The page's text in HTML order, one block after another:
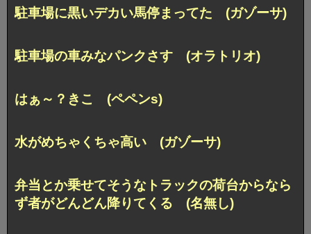
駐車場に黒いデカい馬停まってた (ガゾーサ)
駐車場の車みなパンクさす (オラトリオ)
はぁ～？きこ (ペペンs)
水がめちゃくちゃ高い (ガゾーサ)
弁当とか乗せてそうなトラックの荷台からなら
ず者がどんどん降りてくる (名無し)